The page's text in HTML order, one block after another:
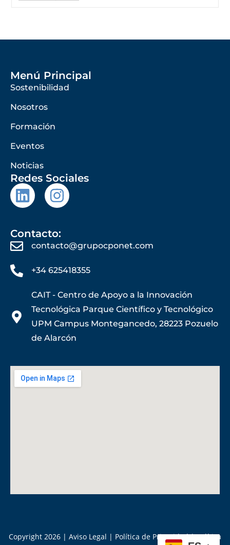
Menú Principal
Sostenibilidad
Nosotros
Formación
Eventos
Noticias
Redes Sociales
Contacto:
contacto@grupocponet.com
+34 625418355
CAIT - Centro de Apoyo a la Innovación
Tecnológica Parque Científico y Tecnológico
UPM Campus Montegancedo, 28223 Pozuelo
de Alarcón
Copyright 2026 | Aviso Legal | Política de Privacidad|Política